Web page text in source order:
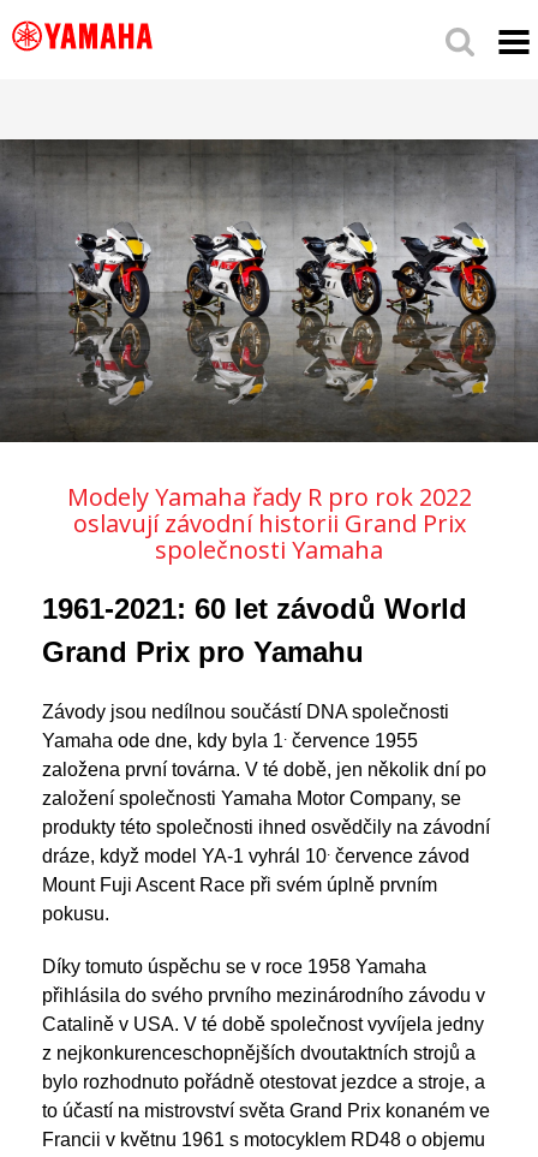
Modely Yamaha řady R pro rok 2022
oslavují závodní historii Grand Prix
společnosti Yamaha
1961-2021: 60 let závodů World
Grand Prix pro Yamahu
Závody jsou nedílnou součástí DNA společnosti
Yamaha ode dne, kdy byla 1. července 1955
založena první továrna. V té době, jen několik dní po
založení společnosti Yamaha Motor Company, se
produkty této společnosti ihned osvědčily na závodní
dráze, když model YA-1 vyhrál 10. července závod
Mount Fuji Ascent Race při svém úplně prvním
pokusu.
Díky tomuto úspěchu se v roce 1958 Yamaha
přihlásila do svého prvního mezinárodního závodu v
Catalině v USA. V té době společnost vyvíjela jedny
z nejkonkurenceschopnějších dvoutaktních strojů a
bylo rozhodnuto pořádně otestovat jezdce a stroje, a
to účastí na mistrovství světa Grand Prix konaném ve
Francii v květnu 1961 s motocyklem RD48 o objemu